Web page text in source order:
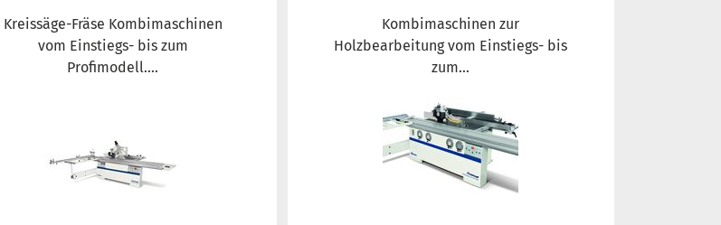
Kreissäge-Fräse Kombimaschinen
vom Einstiegs- bis zum
Profimodell....
Kombimaschinen zur
Holzbearbeitung vom Einstiegs- bis
zum...